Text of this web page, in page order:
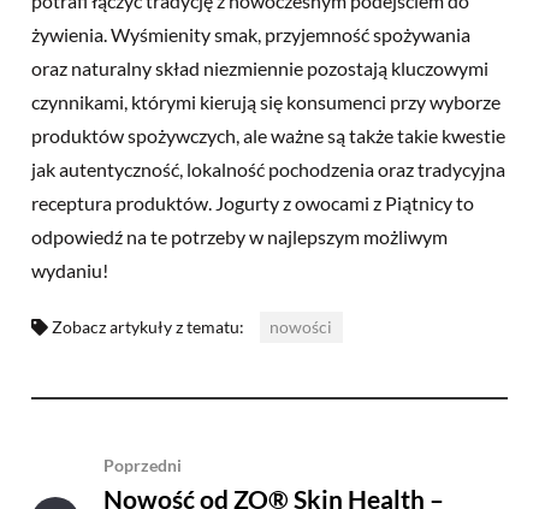
żywienia. Wyśmienity smak, przyjemność spożywania
oraz naturalny skład niezmiennie pozostają kluczowymi
czynnikami, którymi kierują się konsumenci przy wyborze
produktów spożywczych, ale ważne są także takie kwestie
jak autentyczność, lokalność pochodzenia oraz tradycyjna
receptura produktów. Jogurty z owocami z Piątnicy to
odpowiedź na te potrzeby w najlepszym możliwym
wydaniu!
Zobacz artykuły z tematu: nowości
Poprzedni
Nowość od ZO® Skin Health –